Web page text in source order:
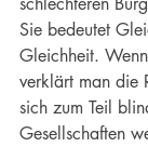
Sie bedeutet
Gleichheit.
verklärt man die
sich zum Teil
Gesellschaften